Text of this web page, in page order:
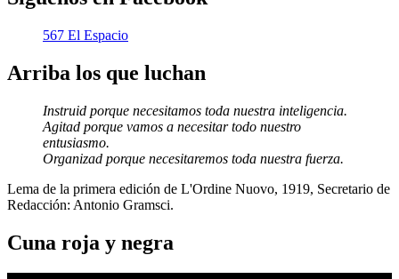
567 El Espacio
Arriba los que luchan
Instruid porque necesitamos toda nuestra inteligencia.
Agitad porque vamos a necesitar todo nuestro
entusiasmo.
Organizad porque necesitaremos toda nuestra fuerza.
Lema de la primera edición de L'Ordine Nuovo, 1919, Secretario de
Redacción: Antonio Gramsci.
Cuna roja y negra